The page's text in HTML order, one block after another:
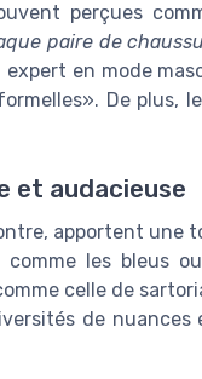
perçues
paire de
expert en mode
. De plus,
et audacieuse
apportent une
comme les bleus
celle de
de nuances